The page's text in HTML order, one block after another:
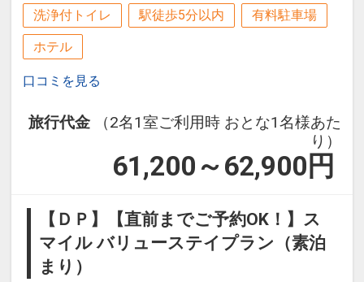
洗浄付トイレ 駅徒歩5分以内 有料駐車場
ホテル
口コミを見る
旅行代金
（2名1室ご利用時 おとな1名様あた
り）
61,200～62,900 円
【ＤＰ】【直前までご予約OK！】ス
マイル バリューステイプラン（素泊
まり）